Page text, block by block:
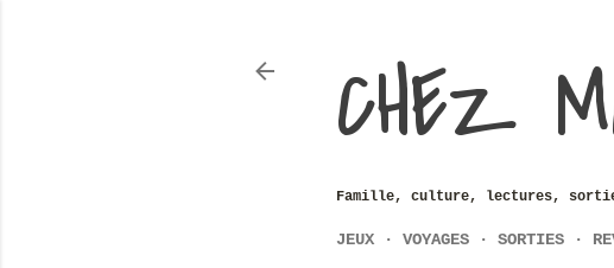
CHEZ
Famille, culture, lectures,
JEUX VOYAGES SORTIES